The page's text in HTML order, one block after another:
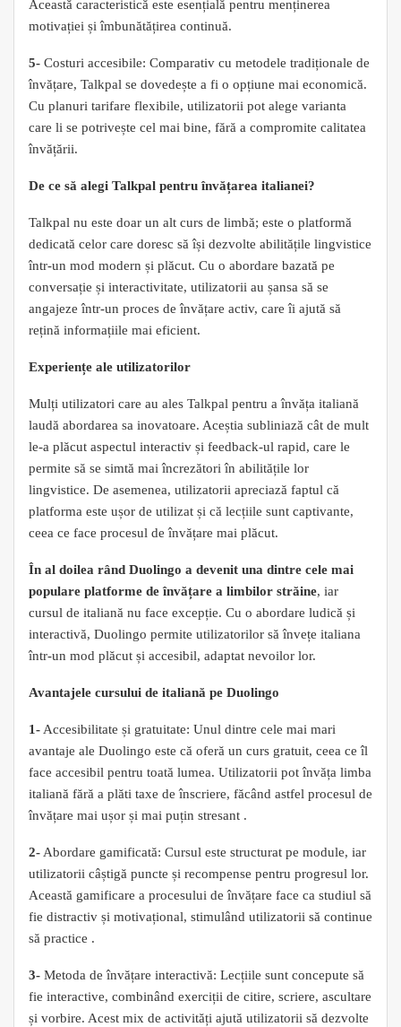
Această caracteristică este esențială pentru menținerea
motivației și îmbunătățirea continuă.
5- Costuri accesibile: Comparativ cu metodele tradiționale de
învățare, Talkpal se dovedește a fi o opțiune mai economică.
Cu planuri tarifare flexibile, utilizatorii pot alege varianta
care li se potrivește cel mai bine, fără a compromite calitatea
învățării.
De ce să alegi Talkpal pentru învățarea italianei?
Talkpal nu este doar un alt curs de limbă; este o platformă
dedicată celor care doresc să își dezvolte abilitățile lingvistice
într-un mod modern și plăcut. Cu o abordare bazată pe
conversație și interactivitate, utilizatorii au șansa să se
angajeze într-un proces de învățare activ, care îi ajută să
rețină informațiile mai eficient.
Experiențe ale utilizatorilor
Mulți utilizatori care au ales Talkpal pentru a învăța italiană
laudă abordarea sa inovatoare. Aceștia subliniază cât de mult
le-a plăcut aspectul interactiv și feedback-ul rapid, care le
permite să se simtă mai încrezători în abilitățile lor
lingvistice. De asemenea, utilizatorii apreciază faptul că
platforma este ușor de utilizat și că lecțiile sunt captivante,
ceea ce face procesul de învățare mai plăcut.
În al doilea rând Duolingo a devenit una dintre cele mai
populare platforme de învățare a limbilor străine, iar
cursul de italiană nu face excepție. Cu o abordare ludică și
interactivă, Duolingo permite utilizatorilor să învețe italiana
într-un mod plăcut și accesibil, adaptat nevoilor lor.
Avantajele cursului de italiană pe Duolingo
1- Accesibilitate și gratuitate: Unul dintre cele mai mari
avantaje ale Duolingo este că oferă un curs gratuit, ceea ce îl
face accesibil pentru toată lumea. Utilizatorii pot învăța limba
italiană fără a plăti taxe de înscriere, făcând astfel procesul de
învățare mai ușor și mai puțin stresant .
2- Abordare gamificată: Cursul este structurat pe module, iar
utilizatorii câștigă puncte și recompense pentru progresul lor.
Această gamificare a procesului de învățare face ca studiul să
fie distractiv și motivațional, stimulând utilizatorii să continue
să practice .
3- Metoda de învățare interactivă: Lecțiile sunt concepute să
fie interactive, combinând exerciții de citire, scriere, ascultare
și vorbire. Acest mix de activități ajută utilizatorii să dezvolte